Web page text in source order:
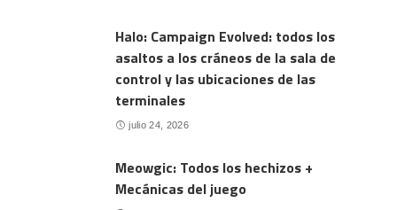
Halo: Campaign Evolved: todos los
asaltos a los cráneos de la sala de
control y las ubicaciones de las
terminales
julio 24, 2026
Meowgic: Todos los hechizos +
Mecánicas del juego